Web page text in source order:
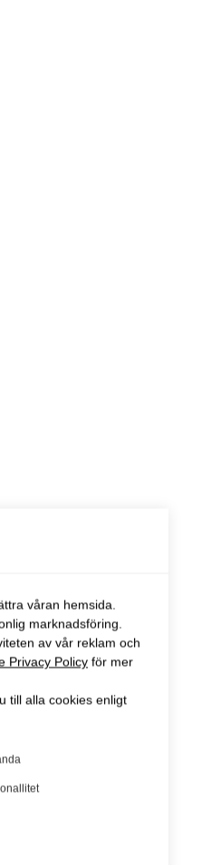
våran hemsida.
marknadsföring.
av vår reklam och
Privacy Policy för mer
till alla cookies enligt